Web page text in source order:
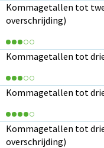
Kommagetallen tot
overschrijding)
Kommagetallen tot
Kommagetallen tot
Kommagetallen tot
overschrijding)